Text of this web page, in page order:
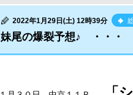
2022年1月29日(土) 12時39分
妹尾の爆裂予想♪ ・・・